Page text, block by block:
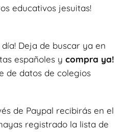
educativos jesuitas!
Deja de buscar ya en
españoles y compra ya!
de datos de colegios
de Paypal recibirás en el
registrado la lista de